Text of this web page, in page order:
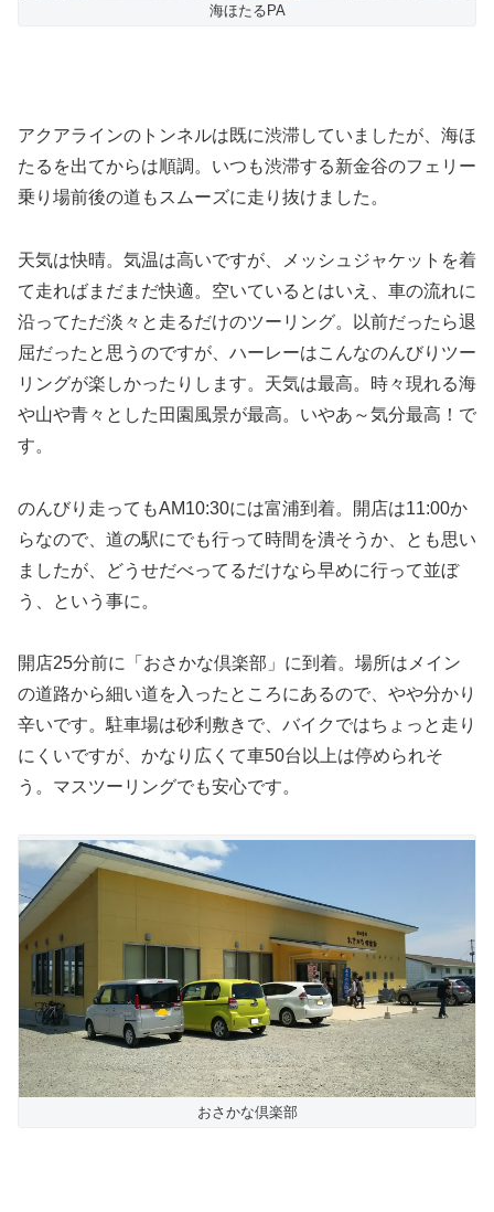
海ほたるPA
アクアラインのトンネルは既に渋滞していましたが、海ほ
たるを出てからは順調。いつも渋滞する新金谷のフェリー
乗り場前後の道もスムーズに走り抜けました。
天気は快晴。気温は高いですが、メッシュジャケットを着
て走ればまだまだ快適。空いているとはいえ、車の流れに
沿ってただ淡々と走るだけのツーリング。以前だったら退
屈だったと思うのですが、ハーレーはこんなのんびりツー
リングが楽しかったりします。天気は最高。時々現れる海
や山や青々とした田園風景が最高。いやあ～気分最高！で
す。
のんびり走ってもAM10:30には富浦到着。開店は11:00か
らなので、道の駅にでも行って時間を潰そうか、とも思い
ましたが、どうせだべってるだけなら早めに行って並ぼ
う、という事に。
開店25分前に「おさかな倶楽部」に到着。場所はメイン
の道路から細い道を入ったところにあるので、やや分かり
辛いです。駐車場は砂利敷きで、バイクではちょっと走り
にくいですが、かなり広くて車50台以上は停められそ
う。マスツーリングでも安心です。
おさかな倶楽部